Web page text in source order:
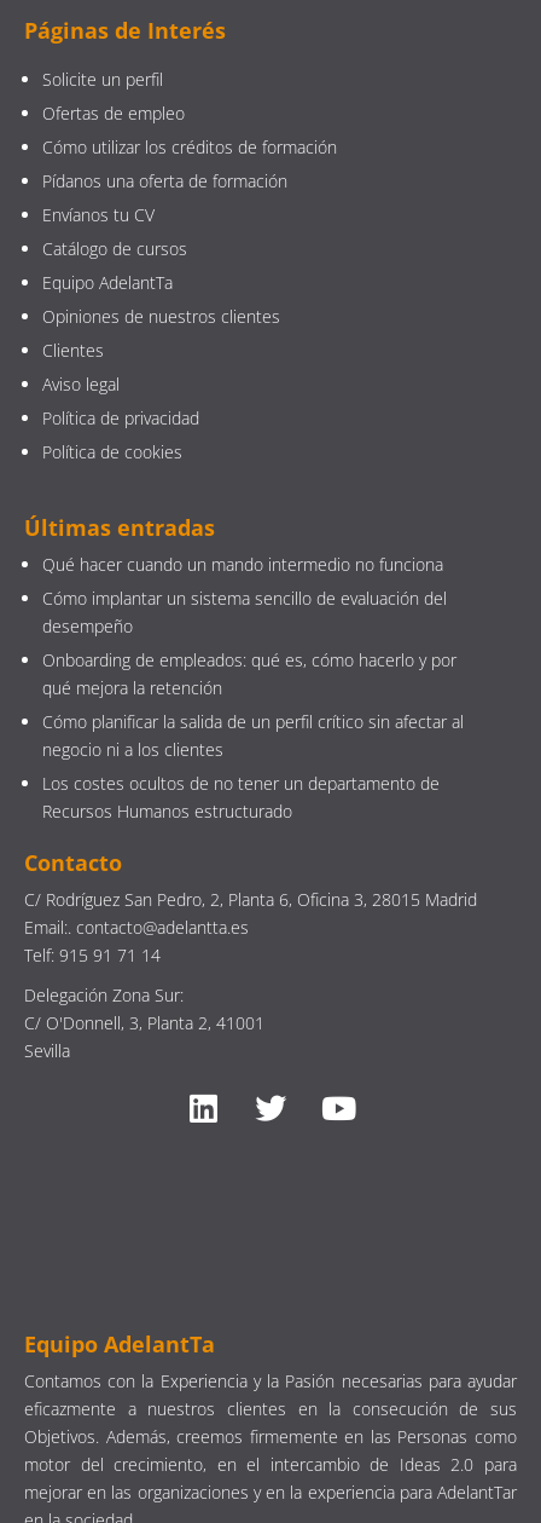
Páginas de Interés
Solicite un perfil
Ofertas de empleo
Cómo utilizar los créditos de formación
Pídanos una oferta de formación
Envíanos tu CV
Catálogo de cursos
Equipo AdelantTa
Opiniones de nuestros clientes
Clientes
Aviso legal
Política de privacidad
Política de cookies
Últimas entradas
Qué hacer cuando un mando intermedio no funciona
Cómo implantar un sistema sencillo de evaluación del
desempeño
Onboarding de empleados: qué es, cómo hacerlo y por
qué mejora la retención
Cómo planificar la salida de un perfil crítico sin afectar al
negocio ni a los clientes
Los costes ocultos de no tener un departamento de
Recursos Humanos estructurado
Contacto
C/ Rodríguez San Pedro, 2, Planta 6, Oficina 3, 28015 Madrid
Email:. contacto@adelantta.es
Telf: 915 91 71 14
Delegación Zona Sur:
C/ O'Donnell, 3, Planta 2, 41001
Sevilla
Equipo AdelantTa
Contamos con la Experiencia y la Pasión necesarias para ayudar
eficazmente a nuestros clientes en la consecución de sus
Objetivos. Además, creemos firmemente en las Personas como
motor del crecimiento, en el intercambio de Ideas 2.0 para
mejorar en las organizaciones y en la experiencia para AdelantTar